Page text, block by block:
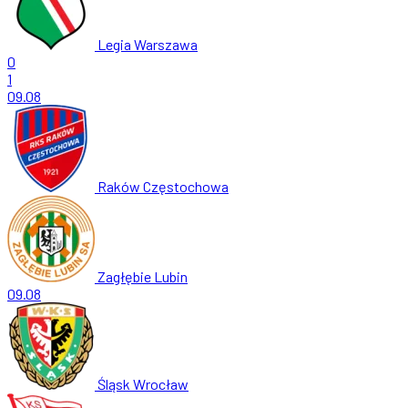
Legia Warszawa
0
1
09.08
Raków Częstochowa
Zagłębie Lubin
09.08
Śląsk Wrocław